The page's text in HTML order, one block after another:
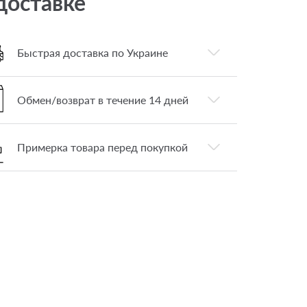
Быстрая доставка по Украине
Обмен/возврат в течение 14 дней
Примерка товара перед покупкой